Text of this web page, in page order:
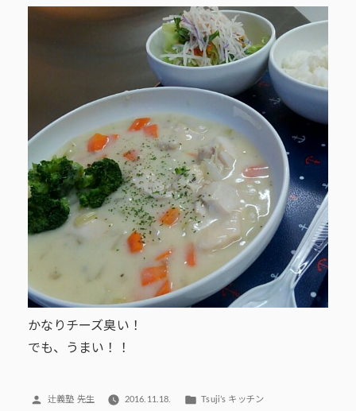
かなりチーズ臭い！
でも、うまい！！
投
辻義塾 先生 2016.11.18.
カ
Tsuji’s キッチン